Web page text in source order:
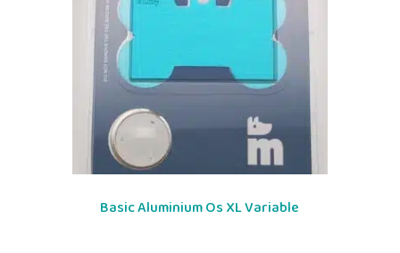
Basic Aluminium Os XL Variable